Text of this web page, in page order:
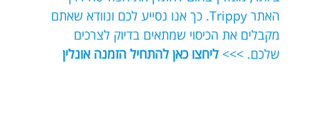
האתר Trippy. כך אנו נסייע לכם ונוודא שאתם
מקבלים את הכיסוי שמתאים בדיוק לצרכים
שלכם. >>> ליחצו כאן להתחיל הזמנה אונלין